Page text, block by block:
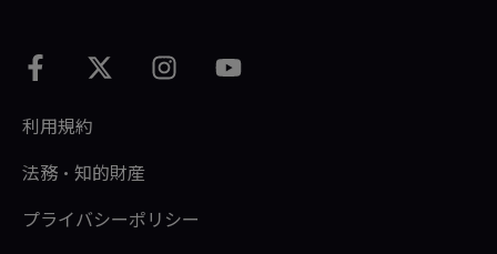
利用規約
法務・知的財産
プライバシーポリシー